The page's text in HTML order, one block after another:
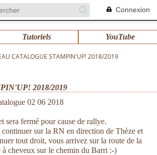
Connexion
Tutoriels YouTube
CATALOGUE STAMPIN'UP! 2018/2019
2018/2019
sera fermé pour cause de rallye.
sur la RN en direction de Thèze et
tout droit, vous arrivez sur la route de la
cheveux sur le chemin du Barri :-)